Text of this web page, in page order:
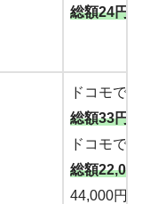
総額24円〜
ドコモで
総額33円〜
ドコモで
総額
44,000円